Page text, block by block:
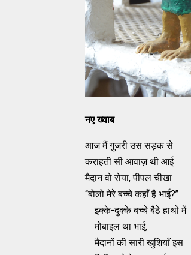
नए ख्वाब
आज मैं गुजरी उस सड़क से
कराहती सी आवाज़ थी आई
मैदान वो रोया, पीपल चीखा
‘‘बोलो मेरे बच्चे कहाँ है भाई?’’
इक्के-दुक्के बच्चे बैठे हाथों में
मोबाइल था भाई,
मैदानों की सारी खुशियाँ इस